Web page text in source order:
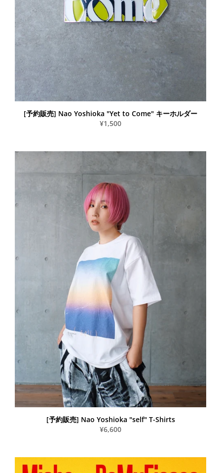
[予約販売] Nao Yoshioka "Yet to Come" キーホルダー
¥1,500
[予約販売] Nao Yoshioka "self" T-Shirts
¥6,600